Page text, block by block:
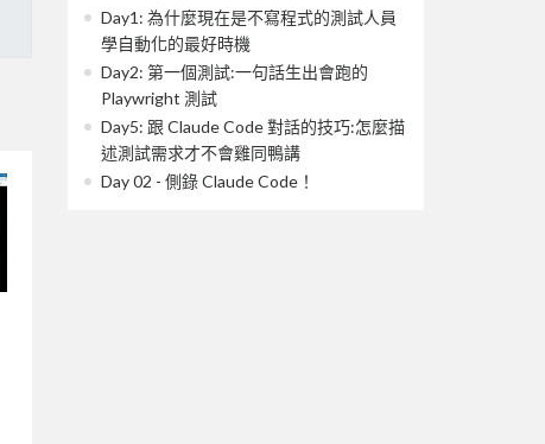
Day1: 為什麼現在是不寫程式的測試人員
學自動化的最好時機
Day2: 第一個測試:一句話生出會跑的
Playwright 測試
Day5: 跟 Claude Code 對話的技巧:怎麼描
述測試需求才不會雞同鴨講
Day 02 - 側錄 Claude Code！